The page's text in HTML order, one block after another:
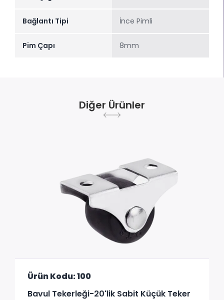
Bağlantı Tipi İnce Pimli
Pim Çapı 8mm
Diğer Ürünler
Ürün Kodu: 100
Bavul Tekerleği-20'lik Sabit Küçük Teker